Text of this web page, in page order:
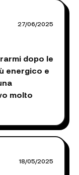
27/06/2025
dopo le
energico e
molto
18/05/2025